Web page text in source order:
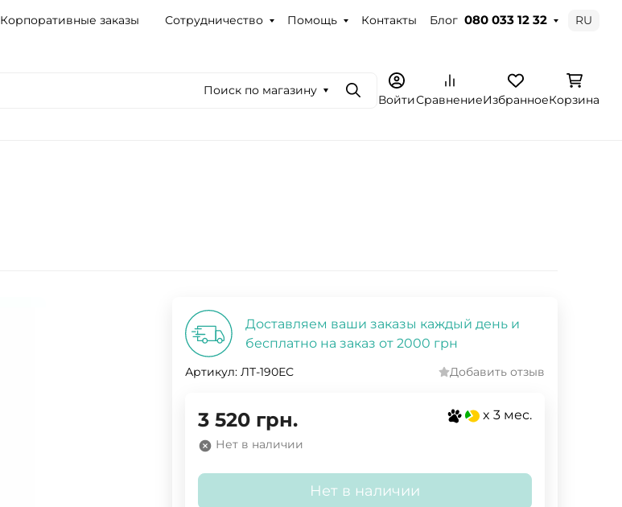
Корпоративные заказы Сотрудничество Помощь Контакты Блог 080 033 12 32 RU
Поиск по магазину
ПоискВойтиСравнениеИзбранноеКорзина
Доставляем ваши заказы каждый день и
бесплатно на заказ от 2000 грн
Артикул: ЛТ-190ЕС Добавить отзыв
3 520 грн. x 3 мес.
Нет в наличии
Нет в наличии